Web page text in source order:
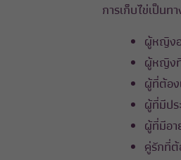
การเก็บไข่เป็น
ผู้หญิง
ผู้หญิง
ผู้ที่ต้อง
ผู้ที่มีปร
ผู้ที่มีอา
คู่รักที่ต้